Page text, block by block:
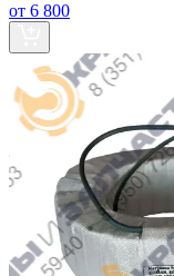
от 6 800